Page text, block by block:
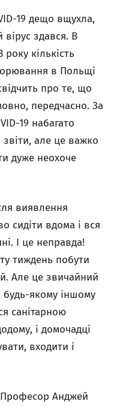
19 дещо вщухла,
здався. В
кількість
в Польщі
про те, що
передчасно. За
19 набагато
звіти, але це важко
дуже неохоче
виявлення
сидіти вдома і вся
І це неправда!
тиждень побути
Але це звичайний
будь-якому іншому
санітарною
і домочадці
входити і
Анджей